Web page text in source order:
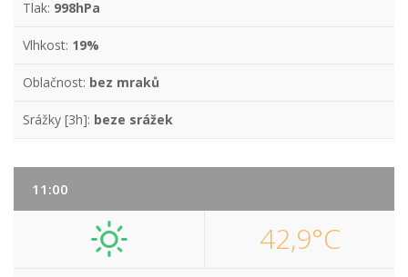
Tlak: 998hPa
Vlhkost: 19%
Oblačnost: bez mraků
Srážky [3h]: beze srážek
11:00
42,9°C